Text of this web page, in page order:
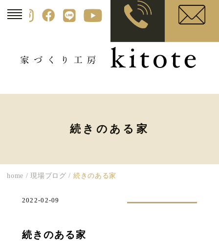
続きのある家
home /現場ブログ / 続きのある家
続きのある家
2022-02-09